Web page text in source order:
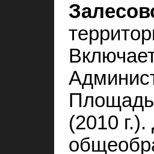
Площадь
(2010